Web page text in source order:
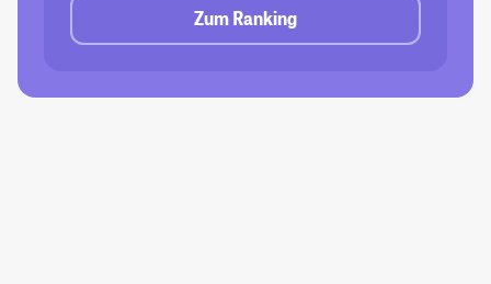
Zum Ranking